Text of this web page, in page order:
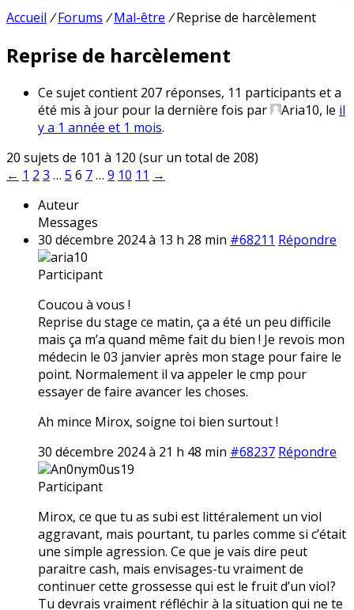
Accueil / Forums / Mal-être / Reprise de harcèlement
Reprise de harcèlement
Ce sujet contient 207 réponses, 11 participants et a
été mis à jour pour la dernière fois par
Aria10, le il
y a 1 année et 1 mois.
20 sujets de 101 à 120 (sur un total de 208)
← 1 2 3 … 5 6 7… 9 10 11 →
Auteur
Messages
30 décembre 2024 à 13 h 28 min #68211 Répondre
aria10
Participant
Coucou à vous !
Reprise du stage ce matin, ça a été un peu difficile
mais ça m’a quand même fait du bien ! Je revois mon
médecin le 03 janvier après mon stage pour faire le
point. Normalement il va appeler le cmp pour
essayer de faire avancer les choses.
Ah mince Mirox, soigne toi bien surtout !
30 décembre 2024 à 21 h 48 min #68237 Répondre
An0nym0us19
Participant
Mirox, ce que tu as subi est littéralement un vioI
aggravant, mais pourtant, tu parles comme si c’était
une simple agression. Ce que je vais dire peut
paraitre cash, mais envisages-tu vraiment de
continuer cette grossesse qui est le fruit d’un vioI?
Tu devrais vraiment réfléchir à la situation qui ne te